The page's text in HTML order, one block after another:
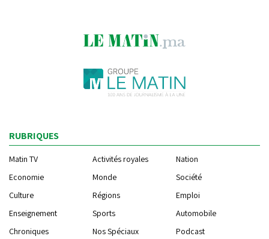
RUBRIQUES
Matin TV Activités royales
Nation
Economie
Monde
Société
Culture
Régions
Emploi
Enseignement
Sports
Automobile
Chroniques
Nos Spéciaux Podcast